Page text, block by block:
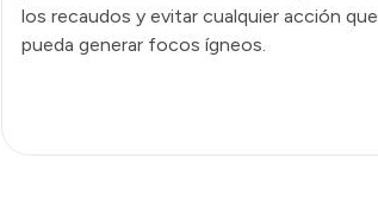
los recaudos y evitar cualquier acción que
pueda generar focos ígneos.